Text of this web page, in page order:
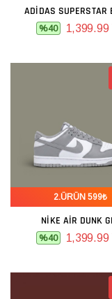
ADIDAS SUPERSTAR
%40 1,399.99
2.ÜRÜN 599₺
NIKE AIR DUNK
%40 1,399.99